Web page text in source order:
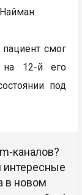
смог
12-й его
под
каналов?
в новом